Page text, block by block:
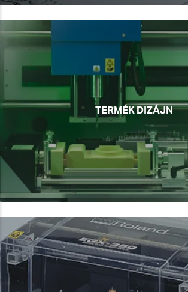
TERMÉK DIZÁJN